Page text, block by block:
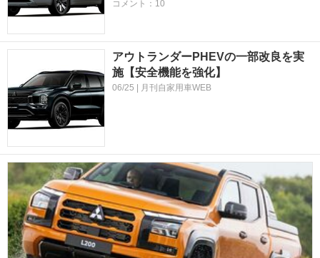
コメント：10
アウトランダーPHEVの一部改良を実
施【安全機能を強化】
06/25 | 月刊自家用車WEB